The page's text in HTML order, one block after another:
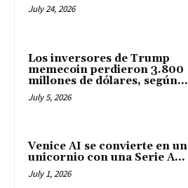
July 24, 2026
Los inversores de Trump
memecoin perdieron 3.800
millones de dólares, según...
July 5, 2026
Venice AI se convierte en un
unicornio con una Serie A...
July 1, 2026